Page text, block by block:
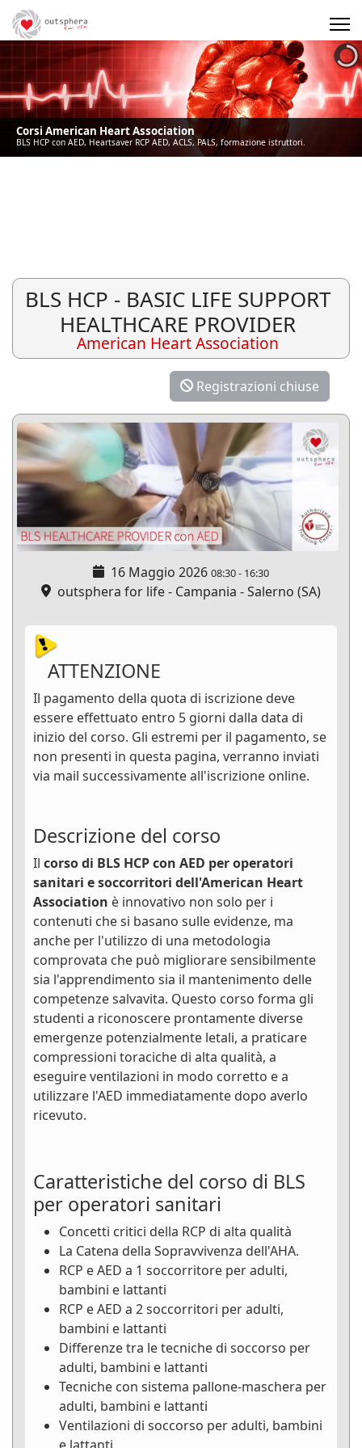
Corsi American Heart Association
BLS HCP con AED, Heartsaver RCP AED, ACLS, PALS, formazione istruttori.
BLS HCP - BASIC LIFE SUPPORT
HEALTHCARE PROVIDER
American Heart Association
Registrazioni chiuse
16 Maggio 2026 08:30- 16:30
outsphera for life - Campania - Salerno (SA)
ATTENZIONE
Il pagamento della quota di iscrizione deve
essere effettuato entro 5 giorni dalla data di
inizio del corso. Gli estremi per il pagamento, se
non presenti in questa pagina, verranno inviati
via mail successivamente all'iscrizione online.
Descrizione del corso
Il corso di BLS HCP con AED per operatori
sanitari e soccorritori dell'American Heart
Association è innovativo non solo per i
contenuti che si basano sulle evidenze, ma
anche per l'utilizzo di una metodologia
comprovata che può migliorare sensibilmente
sia l'apprendimento sia il mantenimento delle
competenze salvavita. Questo corso forma gli
studenti a riconoscere prontamente diverse
emergenze potenzialmente letali, a praticare
compressioni toraciche di alta qualità, a
eseguire ventilazioni in modo corretto e a
utilizzare l'AED immediatamente dopo averlo
ricevuto.
Caratteristiche del corso di BLS
per operatori sanitari
Concetti critici della RCP di alta qualità
La Catena della Sopravvivenza dell'AHA.
RCP e AED a 1 soccorritore per adulti,
bambini e lattanti
RCP e AED a 2 soccorritori per adulti,
bambini e lattanti
Differenze tra le tecniche di soccorso per
adulti, bambini e lattanti
Tecniche con sistema pallone-maschera per
adulti, bambini e lattanti
Ventilazioni di soccorso per adulti, bambini